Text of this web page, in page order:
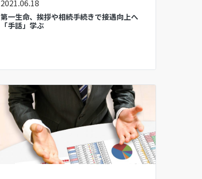
2021.06.18
第一生命、挨拶や相続手続きで接遇向上へ
「手話」学ぶ